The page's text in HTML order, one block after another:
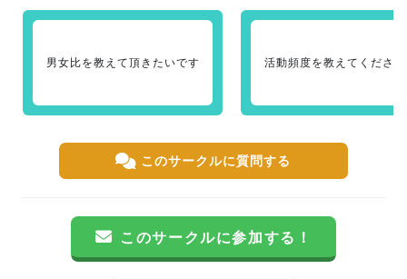
男女比を教えて頂きたいです 活動頻度を教えてくださ
このサークルに質問する
このサークルに参加する！